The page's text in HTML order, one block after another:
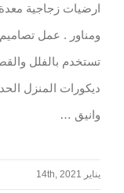
ارضيات زجاجية
ومناور . عمل
تستخدم بالفلل
ديكورات المنزل
وانيق …
يناير 14th, 2021